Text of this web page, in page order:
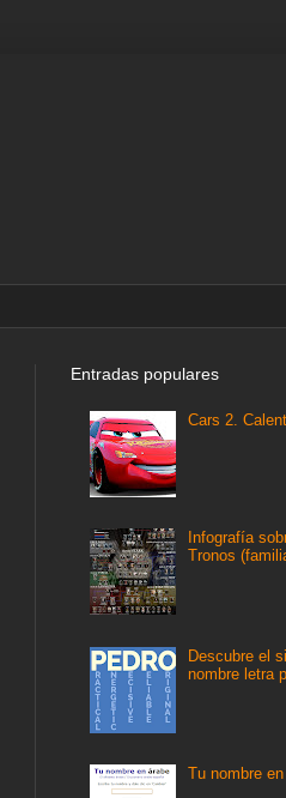
Entradas populares
Cars 2.
Infografía
Tronos
Descubre el
nombre letra
Tu nombre